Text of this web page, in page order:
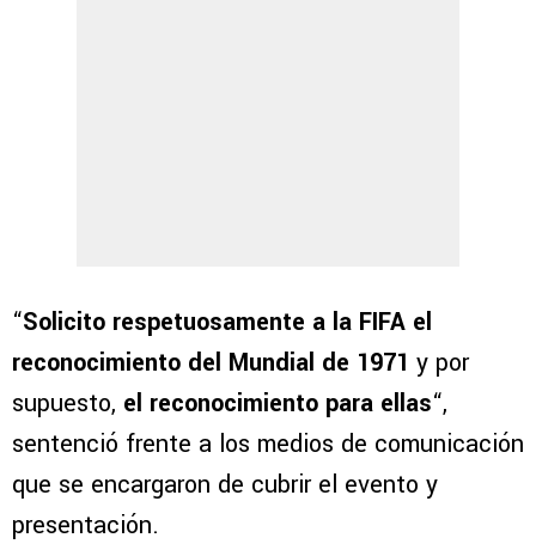
“Solicito respetuosamente a la FIFA el
reconocimiento del Mundial de 1971 y por
supuesto, el reconocimiento para ellas“,
sentenció frente a los medios de comunicación
que se encargaron de cubrir el evento y
presentación.